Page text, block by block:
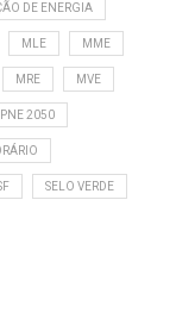
DE ENERGIA
MLE MME
MRE MVE
PNE 2050
SELO VERDE